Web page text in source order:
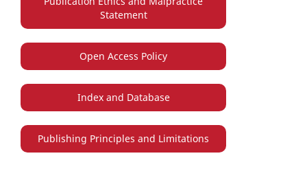
Statement
Open Access Policy
Index and Database
Publishing Principles and Limitations